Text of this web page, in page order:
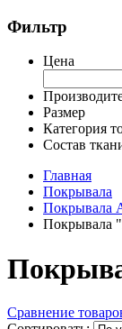
Фильтр
Цена
Размер
Категория
Состав
Главная
Покрывала
Покрывала
Покрывала
Сравнение